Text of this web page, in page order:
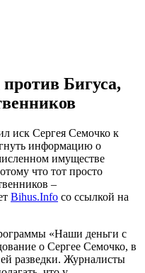
Бигуса,
иск Сергея Семочко к
информацию о
имуществе
что тот просто
–
Bihus.Info со ссылкой на
«Наши деньги с
о Сергее Семочко, в
разведки. Журналисты